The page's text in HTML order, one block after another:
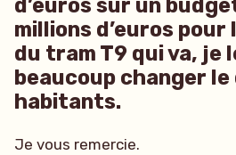
d’euros sur un
millions d’euros
du tram T9 qui va, je
beaucoup changer
habitants.
Je vous remercie.